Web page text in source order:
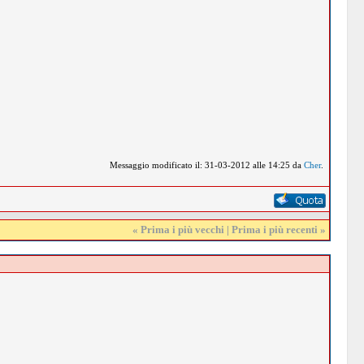
Messaggio modificato il: 31-03-2012 alle 14:25 da Cher.
« Prima i più vecchi | Prima i più recenti »